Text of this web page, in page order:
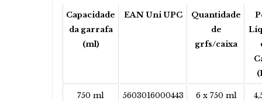
Capacidade
da garrafa
(ml)
EAN Uni UPC
Quantidade
de
grfs/caixa
750 ml 5603016000443 6 x 750 ml